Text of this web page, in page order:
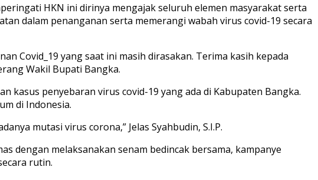
HKN ini dirinya mengajak seluruh elemen masyarakat serta
dalam penanganan serta memerangi wabah virus covid-19 secara
Covid_19 yang saat ini masih dirasakan. Terima kasih kepada
Wakil Bupati Bangka.
penyebaran virus covid-19 yang ada di Kabupaten Bangka.
di Indonesia.
mutasi virus corona,” Jelas Syahbudin, S.I.P.
dengan melaksanakan senam bedincak bersama, kampanye
rutin.